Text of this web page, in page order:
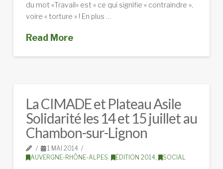
du mot «Travail» est « ce qui signifie « contraindre »,
voire « torture » ! En plus …
Read More
La CIMADE et Plateau Asile
Solidarité les 14 et 15 juillet au
Chambon-sur-Lignon
1 MAI 2014
AUVERGNE-RHÔNE-ALPES
ÉDITION 2014, SOCIAL